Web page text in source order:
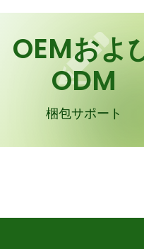
OEMおよ
ODM
梱包サポート